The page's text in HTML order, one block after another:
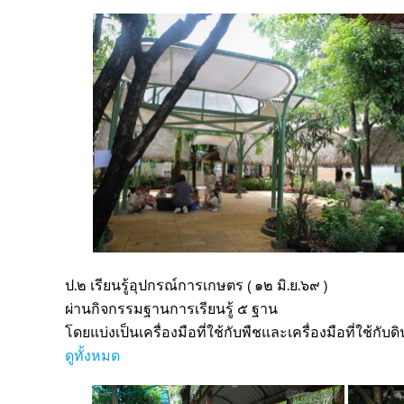
ป.๒ เรียนรู้อุปกรณ์การเกษตร ( ๑๒ มิ.ย.๖๙ )
ผ่านกิจกรรมฐานการเรียนรู้ ๕ ฐาน
โดยแบ่งเป็นเครื่องมือที่ใช้กับพืชและเครื่องมือที่ใช้กับดิ
ดูทั้งหมด